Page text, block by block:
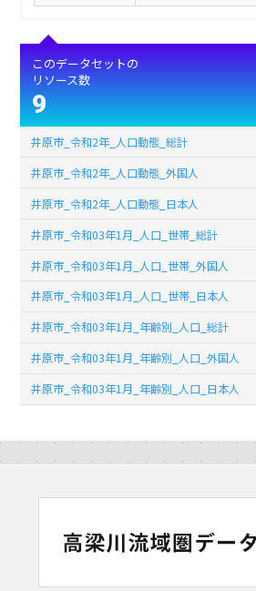
このデータセットの
リソース数
9
井原市_令和2年_人口動態_総計
井原市_令和2年_人口動態_外国人
井原市_令和2年_人口動態_日本人
井原市_令和03年1月_人口_世帯_総計
井原市_令和03年1月_人口_世帯_外国人
井原市_令和03年1月_人口_世帯_日本人
井原市_令和03年1月_年齢別_人口_総計
井原市_令和03年1月_年齢別_人口_外国人
井原市_令和03年1月_年齢別_人口_日本人